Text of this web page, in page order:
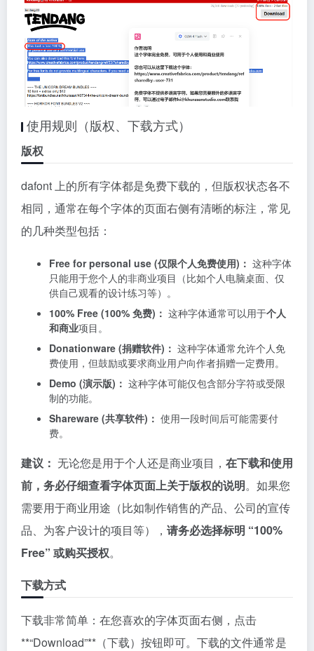
使用规则（版权、下载方式）
版权
dafont 上的所有字体都是免费下载的，但版权状态各不
相同，通常在每个字体的页面右侧有清晰的标注，常见
的几种类型包括：
Free for personal use (仅限个人免费使用)： 这种字体
只能用于您个人的非商业项目（比如个人电脑桌面、仅
供自己观看的设计练习等）。
100% Free (100% 免费)： 这种字体通常可以用于个人
和商业项目。
Donationware (捐赠软件)： 这种字体通常允许个人免
费使用，但鼓励或要求商业用户向作者捐赠一定费用。
Demo (演示版)： 这种字体可能仅包含部分字符或受限
制的功能。
Shareware (共享软件)： 使用一段时间后可能需要付
费。
建议： 无论您是用于个人还是商业项目， 在下载和使用
前，务必仔细查看字体页面上关于版权的说明。如果您
需要用于商业用途（比如制作销售的产品、公司的宣传
品、为客户设计的项目等）， 请务必选择标明 “100%
Free” 或购买授权。
下载方式
下载非常简单：在您喜欢的字体页面右侧，点击
**“Download”**（下载）按钮即可。下载的文件通常是